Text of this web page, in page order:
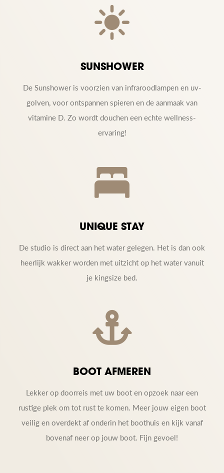
SUNSHOWER
De Sunshower is voorzien van infraroodlampen en uv-
golven, voor ontspannen spieren en de aanmaak van
vitamine D. Zo wordt douchen een echte wellness-
ervaring!
UNIQUE STAY
De studio is direct aan het water gelegen. Het is dan ook
heerlijk wakker worden met uitzicht op het water vanuit
je kingsize bed.
BOOT AFMEREN
Lekker op doorreis met uw boot en opzoek naar een
rustige plek om tot rust te komen. Meer jouw eigen boot
veilig en overdekt af onderin het boothuis en kijk vanaf
bovenaf neer op jouw boot. Fijn gevoel!